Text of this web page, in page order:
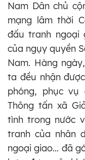
Nam Dân chủ
mạng lâm thời
đấu tranh ngoại
của ngụy quyền
Nam. Hàng
ta đều nhận
phóng, phục vụ
Thông tấn xã
tình trong nước
tranh của nhân
ngoại giao... đã